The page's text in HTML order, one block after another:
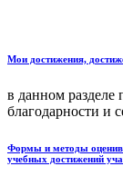
Мои достижения,
в данном
благодарности и
Формы и методы
учебных достижений